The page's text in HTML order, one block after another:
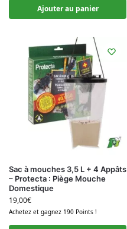
Ajouter au panier
Sac à mouches 3,5 L + 4 Appâts
– Protecta : Piège Mouche
Domestique
19,00€
Achetez et gagnez 190 Points !